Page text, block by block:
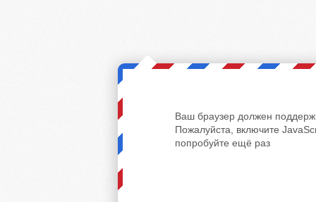
Ваш браузер должен
Пожалуйста, включите
попробуйте ещё раз